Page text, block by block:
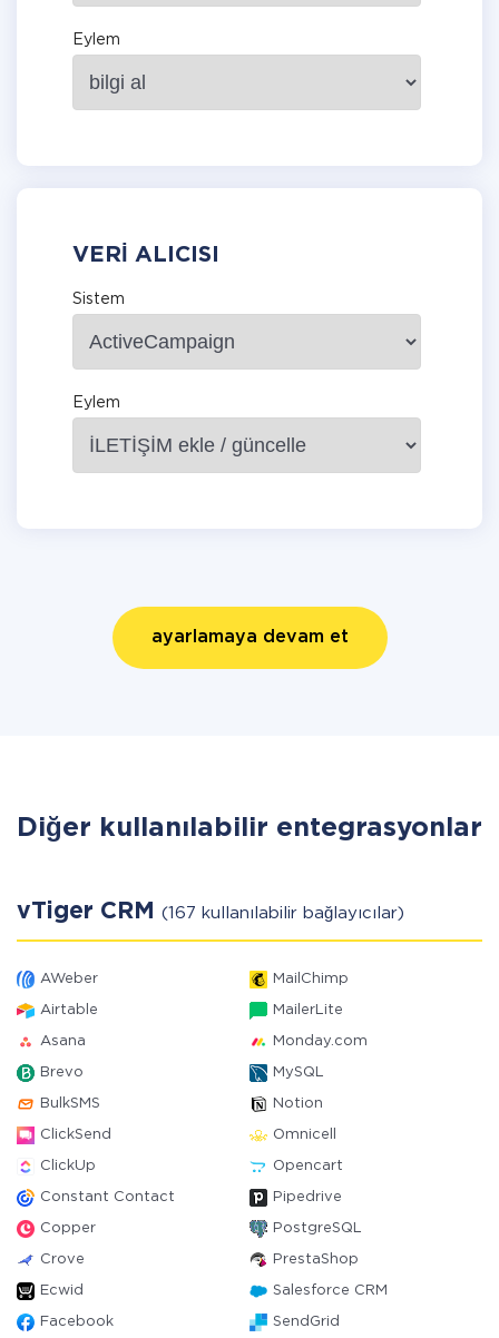
Eylem
VERI ALICISI
Sistem
Eylem
ayarlamaya devam et
Diğer kullanılabilir entegrasyonlar
vTiger CRM (167 kullanılabilir bağlayıcılar)
AWeber MailChimp
Airtable MailerLite
Asana Monday.com
Brevo MySQL
BulkSMS Notion
ClickSend Omnicell
ClickUp Opencart
Constant Contact Pipedrive
Copper PostgreSQL
Crove PrestaShop
Ecwid Salesforce CRM
Facebook SendGrid